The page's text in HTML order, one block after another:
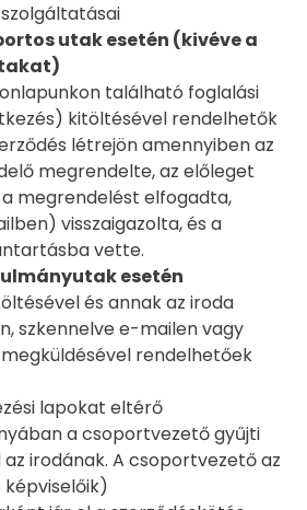
utak esetén (kivéve a
található foglalási
kitöltésével rendelhetők
létrejön amennyiben az
megrendelte, az előleget
megrendelést elfogadta,
visszaigazolta, és a
vette.
esetén
és annak az iroda
szkennelve e-mailen vagy
rendelhetőek
lapokat eltérő
a csoportvezető gyűjti
irodának. A csoportvezető az